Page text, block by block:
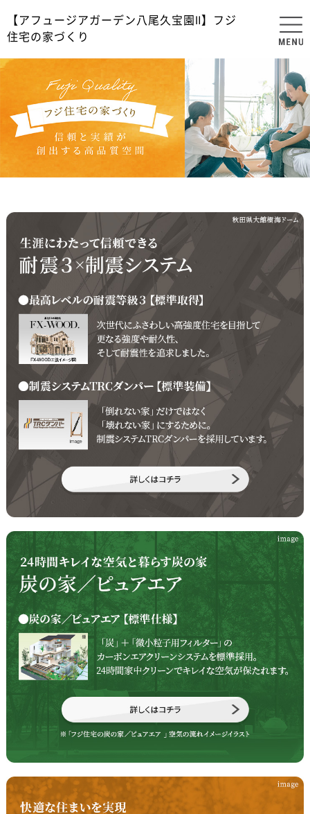
【アフュージアガーデン八尾久宝園Ⅱ】フジ
住宅の家づくり